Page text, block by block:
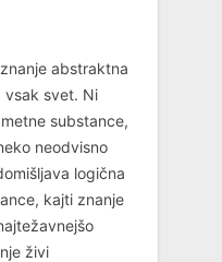
abstraktna
vsak svet. Ni
substance,
neodvisno
logična
kajti znanje
živi